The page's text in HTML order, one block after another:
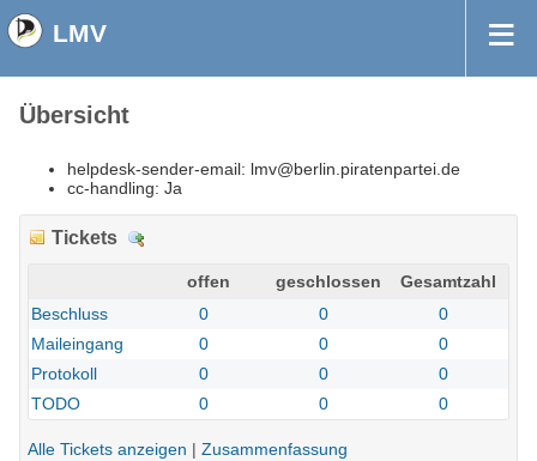
LMV
Übersicht
helpdesk-sender-email: lmv@berlin.piratenpartei.de
cc-handling: Ja
Tickets
offen geschlossen
Gesamtzahl
Beschluss
0 0
0
Maileingang
0 0
0
Protokoll
0 0
0
TODO
0 0 0
Alle Tickets anzeigen | Zusammenfassung